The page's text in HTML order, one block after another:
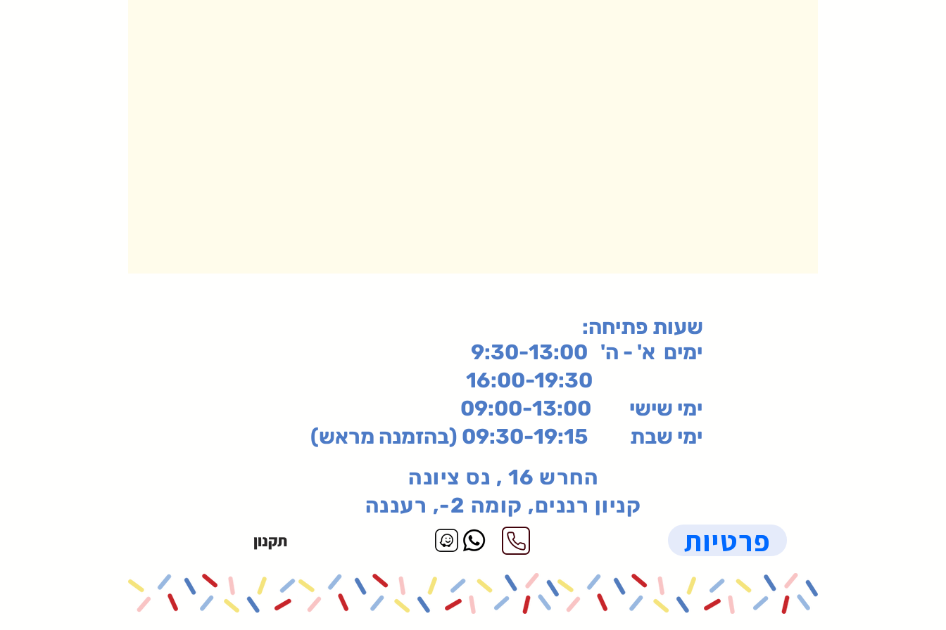
:שעות פתיחה
ימים א' - ה' 9:30-13:00
ימי שישי 09:00-13:00
ימי שבת 09:30-19:15 (בהזמנה מראש)
החרש 16 , נס ציונה
קניון רננים, קומה 2-, רעננה
תקנון פרטיות